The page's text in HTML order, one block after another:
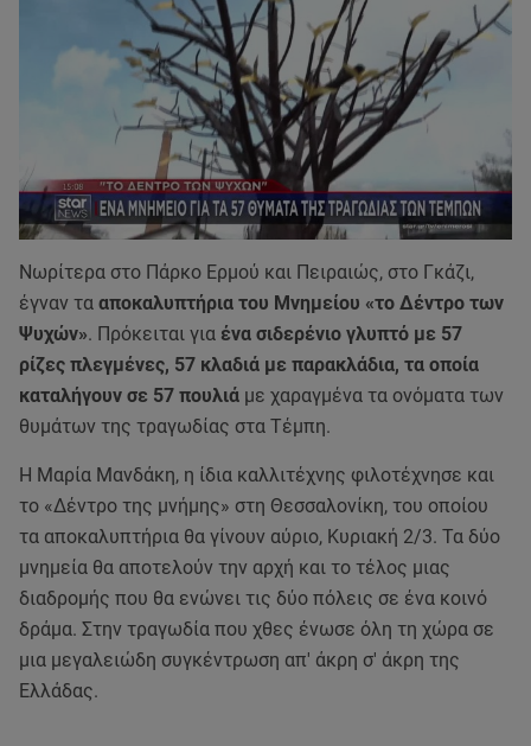
Nωρίτερα στο Πάρκο Ερμού και Πειραιώς, στο Γκάζι,
έγναν τα αποκαλυπτήρια του Μνημείου «το Δέντρο των
Ψυχών». Πρόκειται για ένα σιδερένιο γλυπτό με 57
ρίζες πλεγμένες, 57 κλαδιά με παρακλάδια, τα οποία
καταλήγουν σε 57 πουλιά με χαραγμένα τα ονόματα των
θυμάτων της τραγωδίας στα Τέμπη.
Η Μαρία Μανδάκη, η ίδια καλλιτέχνης φιλοτέχνησε και
το «Δέντρο της μνήμης» στη Θεσσαλονίκη, του οποίου
τα αποκαλυπτήρια θα γίνουν αύριο, Κυριακή 2/3. Τα δύο
μνημεία θα αποτελούν την αρχή και το τέλος μιας
διαδρομής που θα ενώνει τις δύο πόλεις σε ένα κοινό
δράμα. Στην τραγωδία που χθες ένωσε όλη τη χώρα σε
μια μεγαλειώδη συγκέντρωση απ' άκρη σ' άκρη της
Ελλάδας.